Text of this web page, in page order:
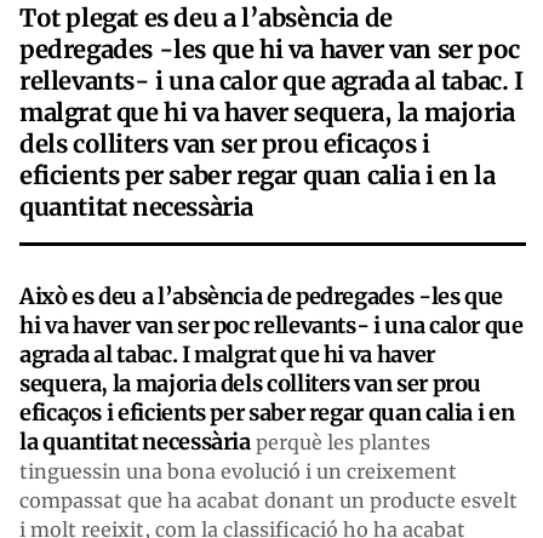
Tot plegat es deu a l’absència de
pedregades -les que hi va haver van ser poc
rellevants- i una calor que agrada al tabac. I
malgrat que hi va haver sequera, la majoria
dels colliters van ser prou eficaços i
eficients per saber regar quan calia i en la
quantitat necessària
Això es deu a l’absència de pedregades -les que
hi va haver van ser poc rellevants- i una calor que
agrada al tabac. I malgrat que hi va haver
sequera, la majoria dels colliters van ser prou
eficaços i eficients per saber regar quan calia i en
la quantitat necessària perquè les plantes
tinguessin una bona evolució i un creixement
compassat que ha acabat donant un producte esvelt
i molt reeixit, com la classificació ho ha acabat